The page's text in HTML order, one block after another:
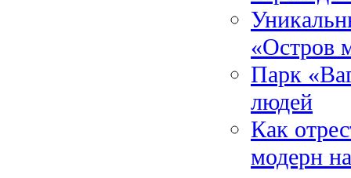
«Остров
Парк
людей
Как
модерн